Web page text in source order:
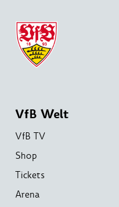
VfB Welt
VfB TV
Shop
Tickets
Arena